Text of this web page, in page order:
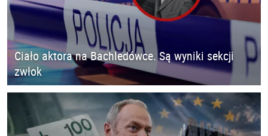
Ciało aktora na Bachledówce. Są wyniki sekcji
zwłok